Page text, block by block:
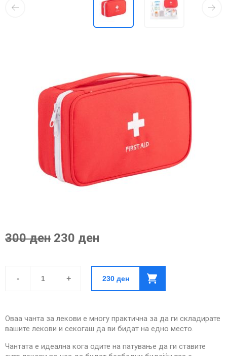
300 ден 230 ден
-
Лекови-
+ 230 ден
Оваа чанта за лекови е многу практична за да ги складирате
вашите лекови и секогаш да ви бидат на едно место.
Чантата е идеална кога одите на патување да ги ставите